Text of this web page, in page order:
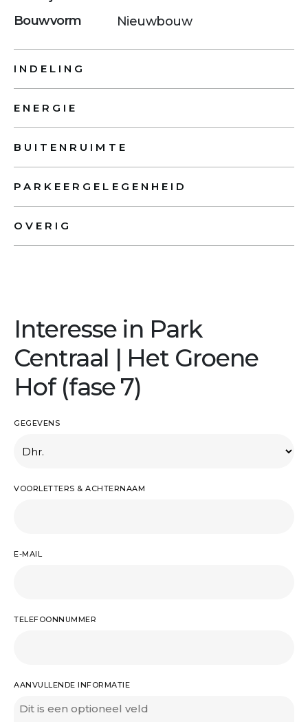
Bouwvorm
Nieuwbouw
INDELING
ENERGIE
BUITENRUIMTE
PARKEERGELEGENHEID
OVERIG
Interesse in Park
Centraal | Het Groene
Hof (fase 7)
GEGEVENS
VOORLETTERS & ACHTERNAAM
E-MAIL
TELEFOONNUMMER
AANVULLENDE INFORMATIE